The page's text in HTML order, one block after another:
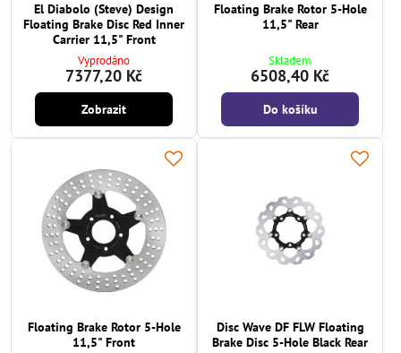
El Diabolo (Steve) Design
Floating Brake Disc Red Inner
Carrier 11,5" Front
Vyprodáno
7377,20 Kč
Zobrazit
Floating Brake Rotor 5-Hole
11,5" Rear
Skladem
6508,40 Kč
Do košíku
Floating Brake Rotor 5-Hole
11,5" Front
Disc Wave DF FLW Floating
Brake Disc 5-Hole Black Rear